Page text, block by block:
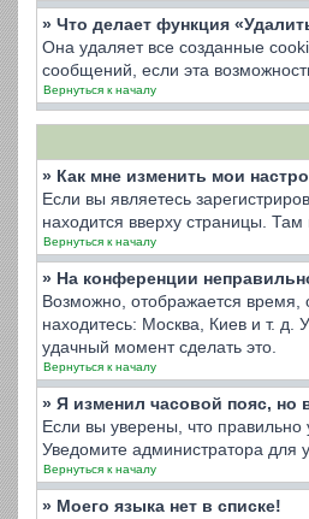
» Что делает функция
Она удаляет все созданные
сообщений, если эта
Вернуться к началу
» Как мне изменить мои
Если вы являетесь
находится вверху страницы.
Вернуться к началу
» На конференции
Возможно, отображается время,
находитесь: Москва, Киев и т. д.
удачный момент сделать это.
Вернуться к началу
» Я изменил часовой пояс, но
Если вы уверены, что правильно
Уведомите администратора для
Вернуться к началу
» Моего языка нет в списке!